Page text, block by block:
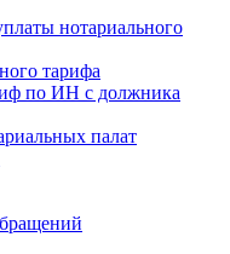
нотариального
тарифа
по ИН с должника
палат